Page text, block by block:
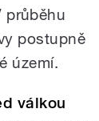
průběhu
postupně
území.
válkou